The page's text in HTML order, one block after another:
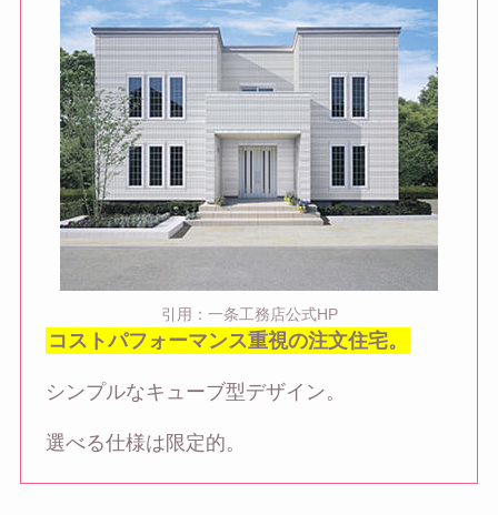
引用：一条工務店公式HP
コストパフォーマンス重視の注文住宅。
シンプルなキューブ型デザイン。
選べる仕様は限定的。